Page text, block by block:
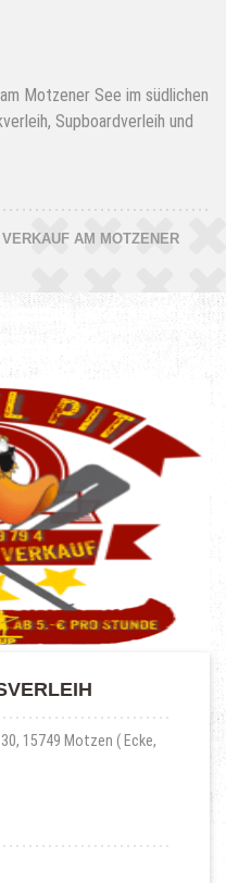
Motzener See im südlichen
Supboardverleih und
AM MOTZENER
15749 Motzen ( Ecke,